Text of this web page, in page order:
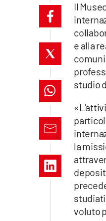
cosenzachannel.it
ilvibonese.it
catanzarochannel.it
lacapitalenews.it
Il
e alla
studio
la
studiati
voluto